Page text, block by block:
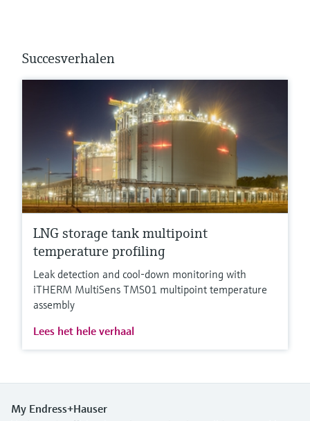
Succesverhalen
LNG storage tank multipoint
temperature profiling
Leak detection and cool-down monitoring with
iTHERM MultiSens TMS01 multipoint temperature
assembly
Lees het hele verhaal
My Endress+Hauser